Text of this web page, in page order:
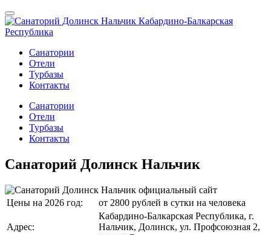
Санатории
Отели
Турбазы
Контакты
Санатории
Отели
Турбазы
Контакты
Санаторий Долинск Нальчик
Цены на 2026 год: от 2800 рублей в сутки на человека
Адрес:
Кабардино-Балкарская Республика, г.
Нальчик, Долинск, ул. Профсоюзная 2,